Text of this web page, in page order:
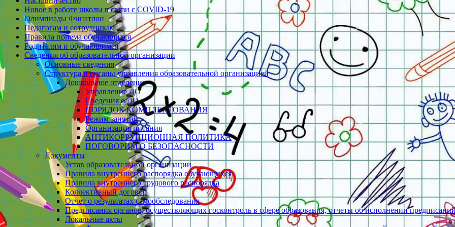
Новое в работе школы в связи с СOVID-19
Олимпиады Финатлон
Педагогам и сотрудникам
Правила приема обучающихся
Родителям и обучающимся
Сведения об образовательной организации
Основные сведения
Структура и органы управления образовательной организацией
Дошкольное отделение
Управление ДО
Сведения о ДО
ПОРЯДОК КОМПЛЕКТОВАНИЯ
Режим занятий
Организация питания
АНТИКОРРУПЦИОННАЯ ПОЛИТИКА
ПОГОВОРИМ О БЕЗОПАСНОСТИ
Документы
Устав образовательной организации
Правила внутреннего распорядка обучающихся
Правила внутреннего трудового распорядка
Коллективный договор
Отчет о результатах самообследования
Предписания органов, осуществляющих госконтроль в сфере образования, отчеты об исполнении
Локальные акты